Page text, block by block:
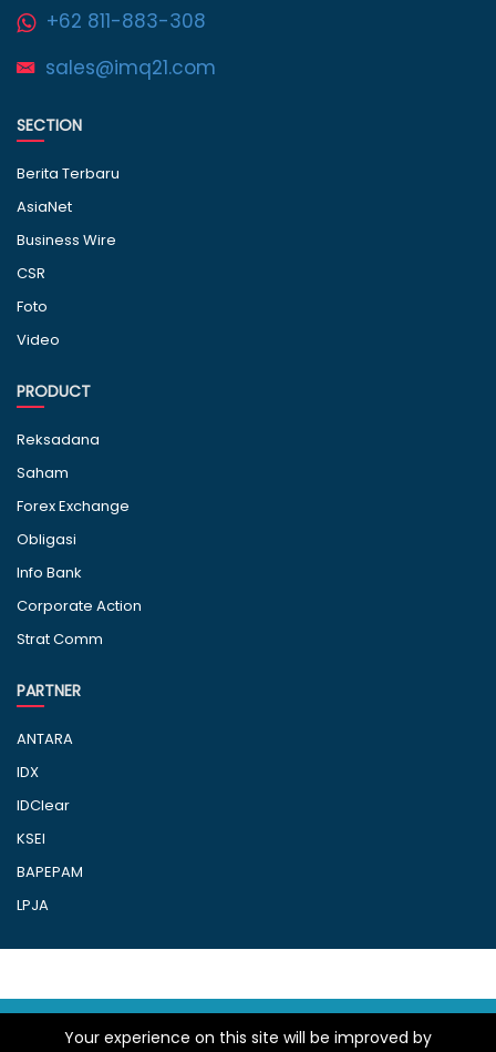
+62 811-883-308
sales@imq21.com
SECTION
Berita Terbaru
AsiaNet
Business Wire
CSR
Foto
Video
PRODUCT
Reksadana
Saham
Forex Exchange
Obligasi
Info Bank
Corporate Action
Strat Comm
PARTNER
ANTARA
IDX
IDClear
KSEI
BAPEPAM
LPJA
© 2010-2025 IMQ - LBKN ANTARA. All right
Your experience on this site will be improved by